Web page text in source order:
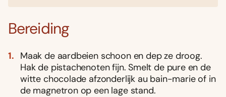
Bereiding
Maak de aardbeien schoon en dep ze droog.
Hak de pistachenoten fijn. Smelt de pure en de
witte chocolade afzonderlijk au bain-marie of in
de magnetron op een lage stand.